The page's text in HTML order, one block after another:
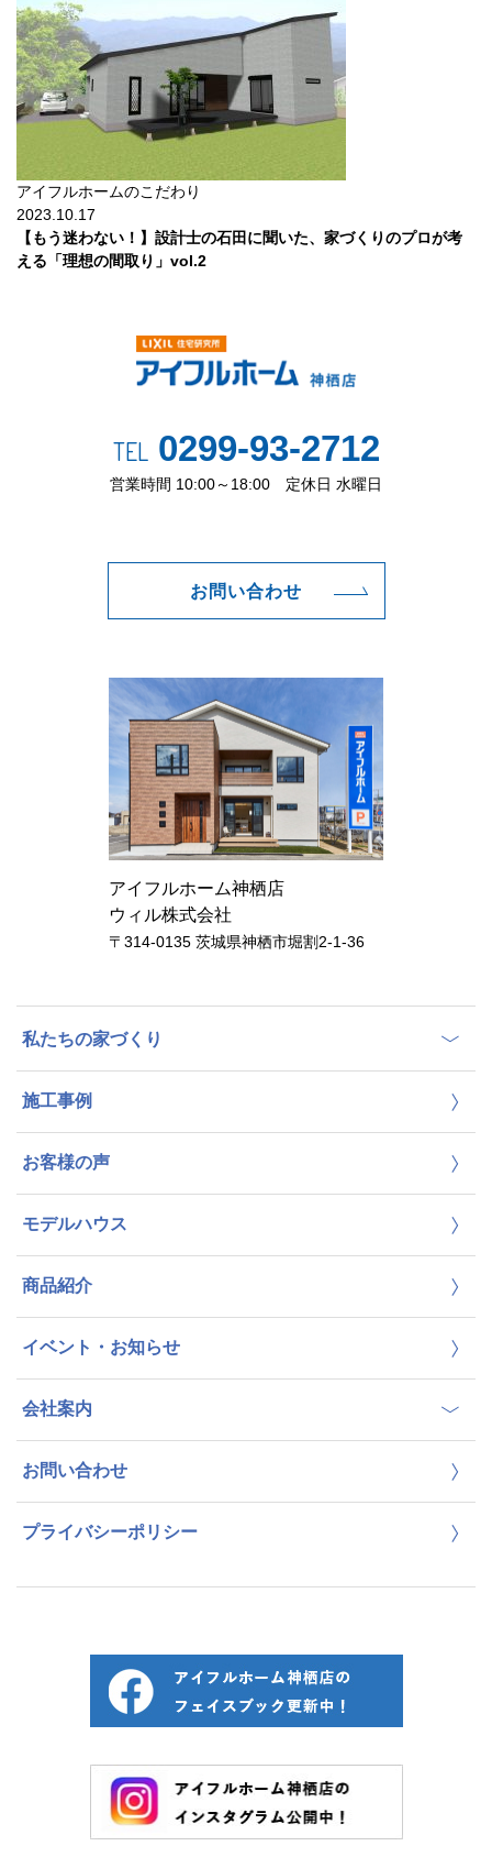
アイフルホームのこだわり
2023.10.17
【もう迷わない！】設計士の石田に聞いた、家づくりのプロが考
える「理想の間取り」vol.2
TEL0299-93-2712
営業時間 10:00～18:00 定休日 水曜日
お問い合わせ
アイフルホーム神栖店
ウィル株式会社
〒314-0135 茨城県神栖市堀割2-1-36
私たちの家づくり
施工事例
お客様の声
モデルハウス
商品紹介
イベント・お知らせ
会社案内
お問い合わせ
プライバシーポリシー